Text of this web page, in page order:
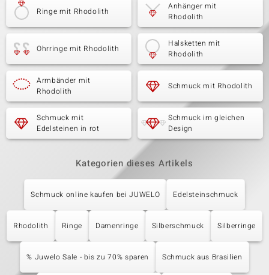
Ringe mit Rhodolith
Anhänger mit
Rhodolith
Ohrringe mit Rhodolith
Halsketten mit
Rhodolith
Armbänder mit
Rhodolith
Schmuck mit Rhodolith
Schmuck mit
Edelsteinen in rot
Schmuck im gleichen
Design
Kategorien dieses Artikels
Schmuck online kaufen bei JUWELO Edelsteinschmuck
Rhodolith Ringe Damenringe Silberschmuck Silberringe
% Juwelo Sale - bis zu 70% sparen Schmuck aus Brasilien